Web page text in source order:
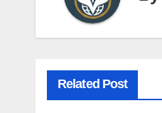
Related Post